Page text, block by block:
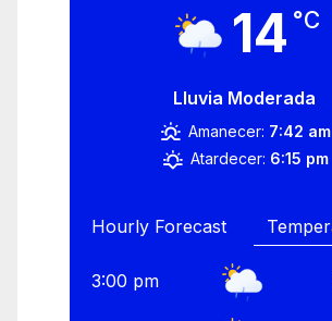
14 °C
Lluvia Moderada
Amanecer: 7:42 am
Atardecer: 6:15 pm
Hourly Forecast
3:00 pm